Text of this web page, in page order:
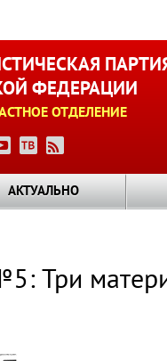
ФЕДЕРАЦИИ
ОТДЕЛЕНИЕ
АКТУАЛЬНО
Три